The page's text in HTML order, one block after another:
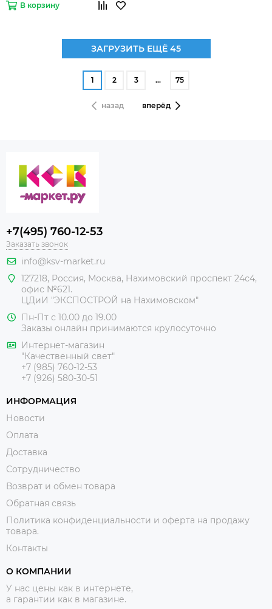
В корзину
ЗАГРУЗИТЬ ЕЩЁ 45
назад
1 2 3 … 75
вперёд
+7(495) 760-12-53
Заказать звонок
info@ksv-market.ru
127218, Россия, Москва, Нахимовский проспект 24с4,
офис №621.
ЦДиИ "ЭКСПОСТРОЙ на Нахимовском"
Пн-Пт с 10.00 до 19.00
Заказы онлайн принимаются крулосуточно
Интернет-магазин
"Качественный свет"
+7 (985) 760-12-53
+7 (926) 580-30-51
ИНФОРМАЦИЯ
Новости
Оплата
Доставка
Сотрудничество
Возврат и обмен товара
Обратная связь
Политика конфиденциальности и оферта на продажу
товара.
Контакты
О КОМПАНИИ
У нас цены как в интернете,
а гарантии как в магазине.